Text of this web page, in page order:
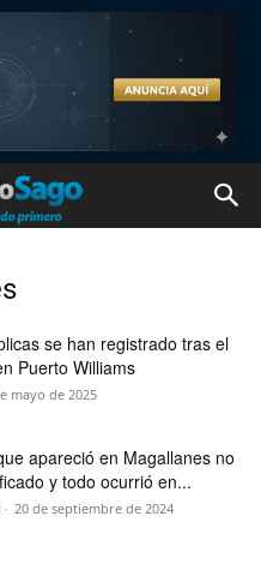
se han registrado tras el
Puerto Williams
mayo de 2025
apareció en Magallanes no
y todo ocurrió en...
- 20 de septiembre de 2024